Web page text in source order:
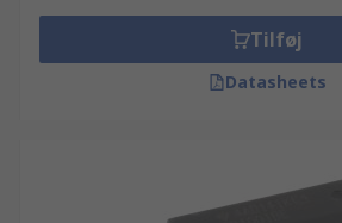
Tilføj
Datasheets